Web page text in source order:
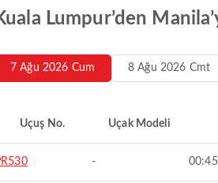
Lumpur’den
7 Ağu 2026 Cum 8 Ağu 2026 Cmt
Uçuş No. Uçak Modeli
- 00:45